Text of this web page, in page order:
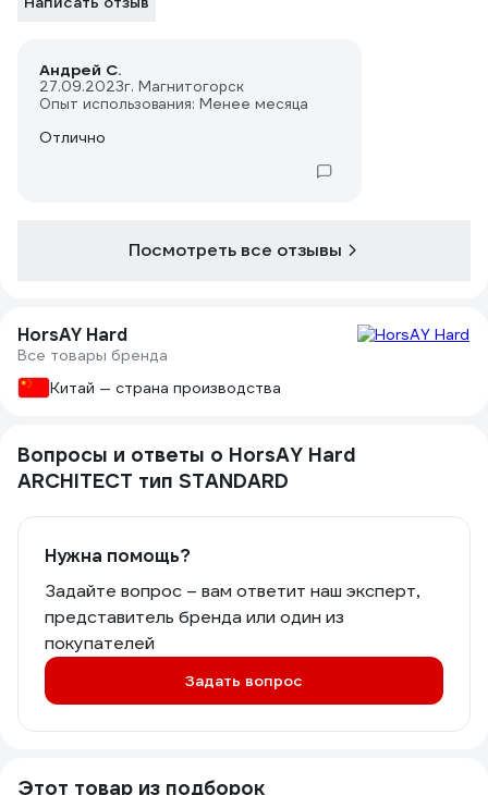
Андрей С.
27.09.2023г. Магнитогорск
Опыт использования: Менее месяца
Отлично
Посмотреть все отзывы
HorsAY Hard
Все товары бренда
Китай — страна производства
Вопросы и ответы о HorsAY Hard
ARCHITECT тип STANDARD
Нужна помощь?
Задайте вопрос – вам ответит наш эксперт,
представитель бренда или один из
покупателей
Задать вопрос
Этот товар из подборок